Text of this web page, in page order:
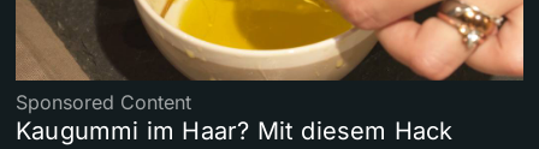
Sponsored Content
Kaugummi im Haar? Mit diesem Hack